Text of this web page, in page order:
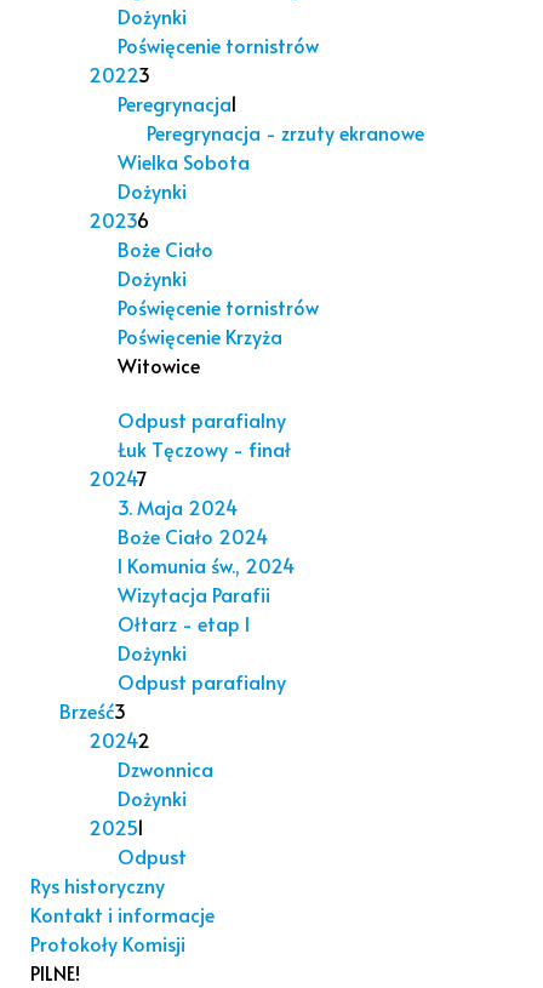
Dożynki
Poświęcenie tornistrów
20223
Peregrynacja1
Peregrynacja - zrzuty ekranowe
Wielka Sobota
Dożynki
20236
Boże Ciało
Dożynki
Poświęcenie tornistrów
Poświęcenie Krzyża
Witowice
Odpust parafialny
Łuk Tęczowy - finał
20247
3. Maja 2024
Boże Ciało 2024
I Komunia św., 2024
Wizytacja Parafii
Ołtarz - etap I
Dożynki
Odpust parafialny
Brześć3
20242
Dzwonnica
Dożynki
20251
Odpust
Rys historyczny
Kontakt i informacje
Protokoły Komisji
PILNE!